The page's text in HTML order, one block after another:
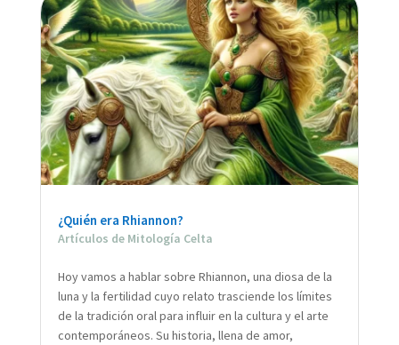
¿Quién era Rhiannon?
Artículos de Mitología Celta
Hoy vamos a hablar sobre Rhiannon, una diosa de la
luna y la fertilidad cuyo relato trasciende los límites
de la tradición oral para influir en la cultura y el arte
contemporáneos. Su historia, llena de amor,